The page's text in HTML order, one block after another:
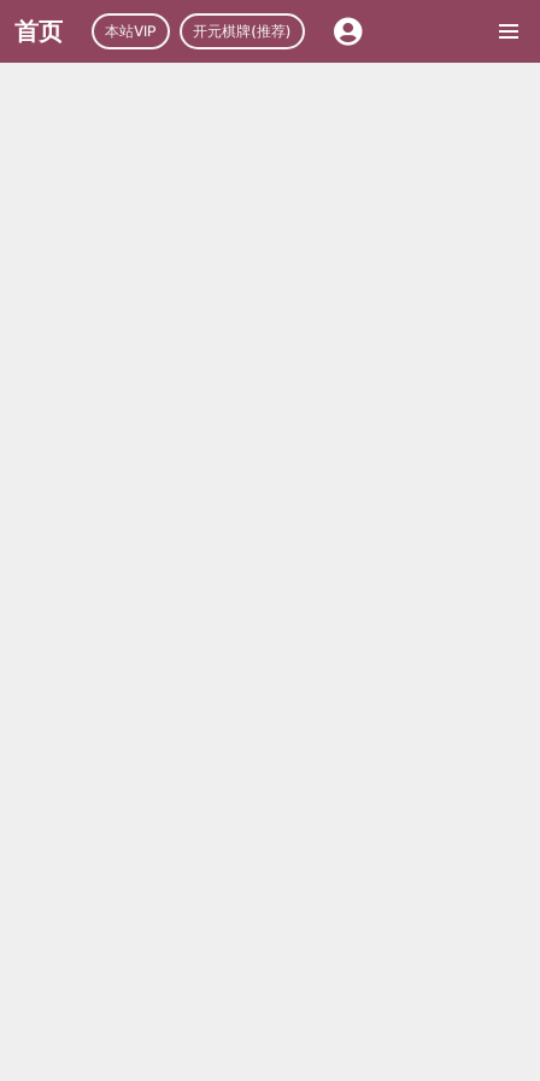
首页 本站VIP 开元棋牌(推荐)